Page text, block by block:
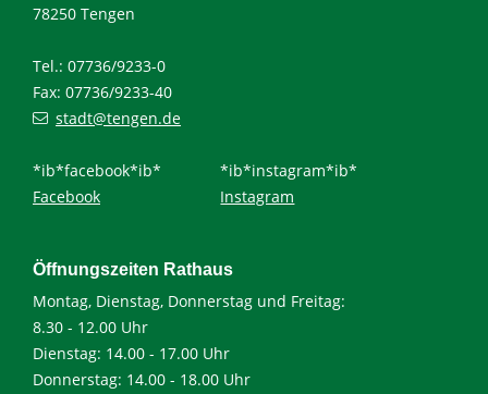
78250 Tengen
Tel.: 07736/9233-0
Fax: 07736/9233-40
stadt@tengen.de
*ib*facebook*ib*
Facebook
*ib*instagram*ib*
Instagram
Öffnungszeiten Rathaus
Montag, Dienstag, Donnerstag und Freitag:
8.30 - 12.00 Uhr
Dienstag: 14.00 - 17.00 Uhr
Donnerstag: 14.00 - 18.00 Uhr